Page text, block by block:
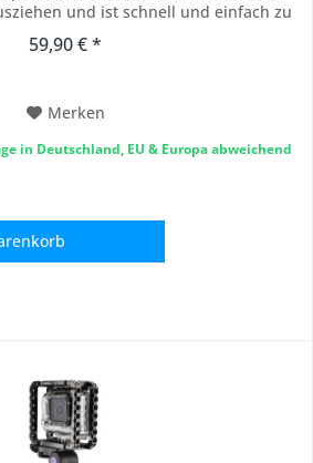
und ist schnell und einfach zu
durch den größeren Durchmesser der
59,90 € *
Merken
in Deutschland, EU & Europa abweichend